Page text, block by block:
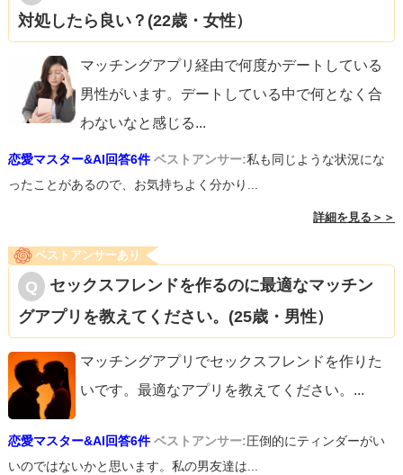
対処したら良い？(22歳・女性）
マッチングアプリ経由で何度かデートしている
男性がいます。デートしている中で何となく合
わないなと感じる...
恋愛マスター&AI回答6件 ベストアンサー:私も同じような状況にな
ったことがあるので、お気持ちよく分かり...
詳細を見る＞＞
ベストアンサーあり
セックスフレンドを作るのに最適なマッチン
グアプリを教えてください。(25歳・男性）
マッチングアプリでセックスフレンドを作りた
いです。最適なアプリを教えてください。 ...
恋愛マスター&AI回答6件 ベストアンサー:圧倒的にティンダーがい
いのではないかと思います。私の男友達は...